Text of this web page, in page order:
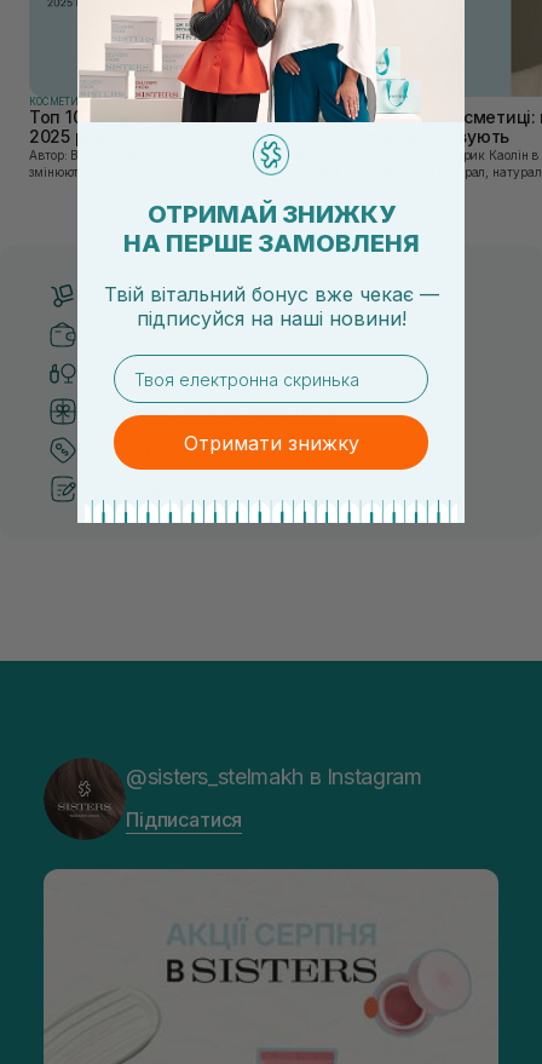
КОСМЕТИКА
Топ 10 брендів доглядової косметики у
2025 році
Автор: Віка Нагорна У сучасному світі, де тренди
змінюються зі швидкістю світла, а ринок популярної
засобу для себе стає справжнім викликом. 2025 р...
КОСМЕТИКА
Каолін в
використовують
Автор: Юлія Цебрик Каолін в косметології – це
природний мінерал,
завдяки великій кількості
Безкоштовна доставка від 3000 UAH
Безпечні способи оплати
Тільки оригінальна косметика
Система бонусів та лояльності
Кращі ціни та топ товари
@sisters_stelmakh в Instagram
Підписатися
ОТРИМАЙ ЗНИЖКУ
НА ПЕРШЕ ЗАМОВЛЕНЯ
Твій вітальний бонус вже чекає —
підписуйся на наші новини!
email
Отримати знижку